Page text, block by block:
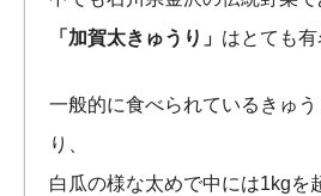
「加賀太きゅうり」 はとても有
一般的に食べられているきゅ
り、
白瓜の様な太めで中には1kgを